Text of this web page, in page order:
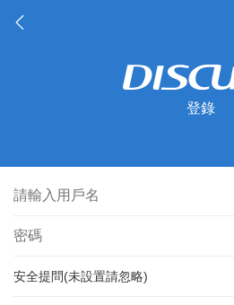
登錄
安全提問(未設置請忽略)